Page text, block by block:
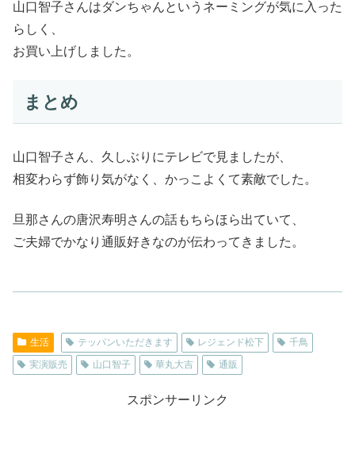
山口智子さんはダンちゃんというネーミングが気に入った
らしく、
お買い上げしました。
まとめ
山口智子さん、久しぶりにテレビで見ましたが、
相変わらず飾り気がなく、かっこよくて素敵でした。
旦那さんの唐沢寿明さんの話もちらほら出ていて、
ご夫婦でかなり通販好きなのが伝わってきました。
生活 テッパンいただきます レジェンド松下
千鳥
実演販売
山口智子 華丸大吉 通販
スポンサーリンク